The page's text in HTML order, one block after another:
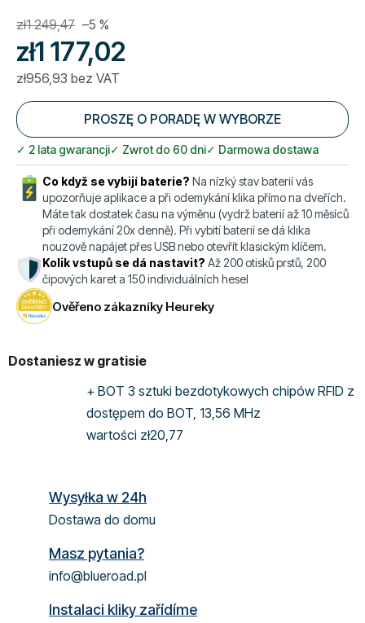
zł1 249,47 –5 %
zł1 177,02
zł956,93 bez VAT
Cena jednostkowa:
PROSZĘ O PORADĘ W WYBORZE
✓ 2 lata gwarancji✓ Zwrot do 60 dni✓ Darmowa dostawa
Co když se vybijí baterie? Na nízký stav baterií vás
upozorňuje aplikace a při odemykání klika přímo na dveřích.
Máte tak dostatek času na výměnu (vydrž baterií až 10 měsíců
při odemykání 20x denně). Při vybití baterií se dá klika
nouzově napájet přes USB nebo otevřít klasickým klíčem.
Kolik vstupů se dá nastavit? Až 200 otisků prstů, 200
čipových karet a 150 individuálních hesel
Ověřeno zákazníky Heureky
Dostaniesz w gratisie
+ BOT 3 sztuki bezdotykowych chipów RFID z
dostępem do BOT, 13,56 MHz
wartości zł20,77
Wysyłka w 24h
Dostawa do domu
Masz pytania?
info@blueroad.pl
Instalaci kliky zařídíme